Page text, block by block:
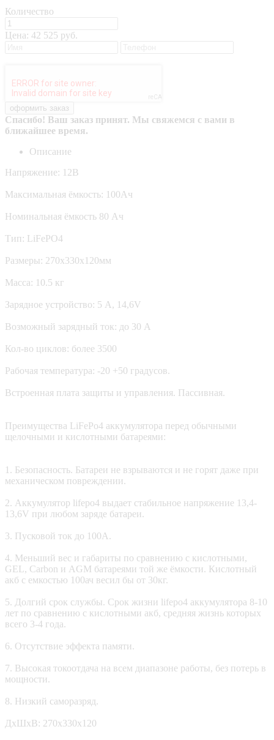
Количество
Цена: 42 525 руб.
Спасибо! Ваш заказ принят. Мы свяжемся с вами в
ближайшее время.
Описание
Напряжение: 12В
Максимальная ёмкость: 100Ач
Номинальная ёмкость 80 Ач
Тип: LiFePO4
Размеры: 270х330х120мм
Масса: 10.5 кг
Зарядное устройство: 5 А, 14,6V
Возможный зарядный ток: до 30 А
Кол-во циклов: более 3500
Рабочая температура: -20 +50 градусов.
Встроенная плата защиты и управления. Пассивная.
Преимущества LiFePo4 аккумулятора перед обычными
щелочными и кислотными батареями:
1. Безопасность. Батареи не взрываются и не горят даже при
механическом повреждении.
2. Аккумулятор lifepo4 выдает стабильное напряжение 13,4-
13,6V при любом заряде батареи.
3. Пусковой ток до 100А.
4. Меньший вес и габариты по сравнению с кислотными,
GEL, Carbon и AGM батареями той же ёмкости. Кислотный
акб с емкостью 100ач весил бы от 30кг.
5. Долгий срок службы. Срок жизни lifepo4 аккумулятора 8-10
лет по сравнению с кислотными акб, средняя жизнь которых
всего 3-4 года.
6. Отсутствие эффекта памяти.
7. Высокая токоотдача на всем диапазоне работы, без потерь в
мощности.
8. Низкий саморазряд.
ДxШxВ: 270x330x120